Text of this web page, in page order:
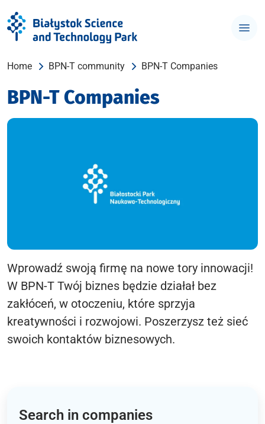
Home BPN-T community BPN-T Companies
BPN-T Companies
Wprowadź swoją firmę na nowe tory innowacji!
W BPN-T Twój biznes będzie działał bez
zakłóceń, w otoczeniu, które sprzyja
kreatywności i rozwojowi. Poszerzysz też sieć
swoich kontaktów biznesowych.
Search in companies